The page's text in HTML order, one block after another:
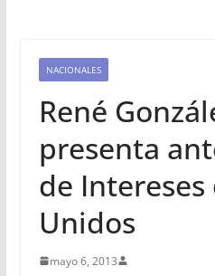
NACIONALES
René
presenta
de Intereses
Unidos
mayo 6, 2013